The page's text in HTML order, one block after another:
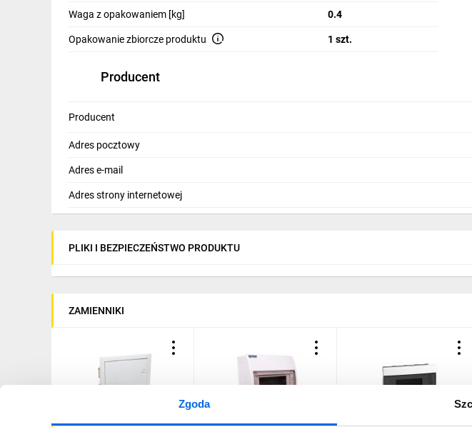
Zgoda
rozwiązanie
Skieruj kursor
na punkty
Waga z opakowaniem [kg] 0.4
Opakowanie zbiorcze produktu 1 szt.
Producent
Producent
Adres pocztowy
Adres e-mail
Adres strony internetowej
PLIKI I BEZPIECZEŃSTWO PRODUKTU
ZAMIENNIKI